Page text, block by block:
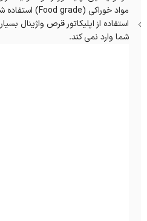
مواد خوراکی (Food grade) استفاده شده است.
استفاده از اپلیکاتور قرص واژینال
شما وارد نمی کند.